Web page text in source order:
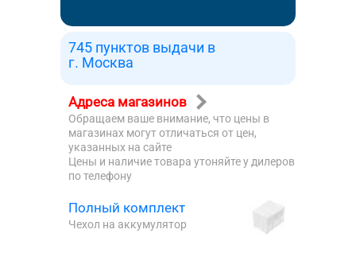
745 пунктов выдачи в
г. Москва
Адреса магазинов
Обращаем ваше внимание, что цены в
магазинах могут отличаться от цен,
указанных на сайте
Цены и наличие товара утоняйте у дилеров
по телефону
Полный комплект
Чехол на аккумулятор